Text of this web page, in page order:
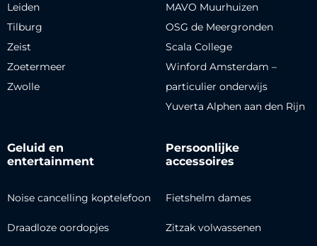
Leiden
Tilburg
Zeist
Zoetermeer
Zwolle
MAVO Muurhuizen
OSG de Meergronden
Scala College
Winford Amsterdam –
particulier onderwijs
Yuverta Alphen aan den Rijn
Geluid en
entertainment
Noise cancelling koptelefoon
Draadloze oordopjes
Persoonlijke
accessoires
Fietshelm dames
Zitzak volwassenen